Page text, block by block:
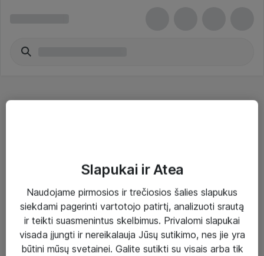
Sprendimai ir paslaugos
Paslaugos
Sprendimai
Slapukai ir Atea
Naudojame pirmosios ir trečiosios šalies slapukus
siekdami pagerinti vartotojo patirtį, analizuoti srautą
ir teikti suasmenintus skelbimus. Privalomi slapukai
visada įjungti ir nereikalauja Jūsų sutikimo, nes jie yra
būtini mūsų svetainei. Galite sutikti su visais arba tik